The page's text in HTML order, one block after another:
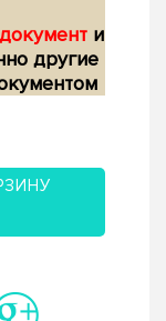
и
другие